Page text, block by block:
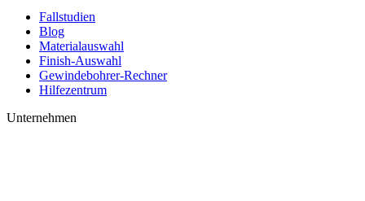
Fallstudien
Blog
Materialauswahl
Finish-Auswahl
Gewindebohrer-Rechner
Hilfezentrum
Unternehmen